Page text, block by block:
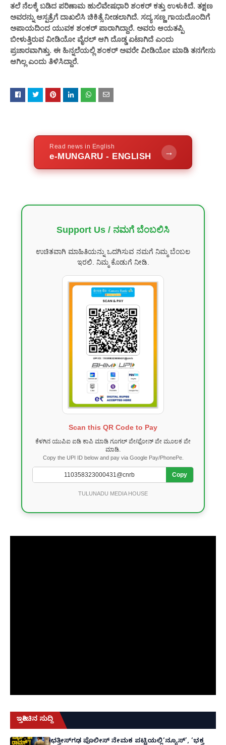
ತಲೆ ನೆಲಕ್ಕೆ ಬಡಿದ ಪರಿಣಾಮ ಹುಲಿವೇಷಧಾರಿ ಶಂಕರ್ ಕತ್ತು ಉಳುಕಿದೆ. ತಕ್ಷಣ
ಅವರನ್ನು ಆಸ್ಪತ್ರೆಗೆ ದಾಖಲಿಸಿ ಚಿಕಿತ್ಸೆ ನೀಡಲಾಗಿದೆ. ಸದ್ಯ ಸಣ್ಣ ಗಾಯದೊಂದಿಗೆ
ಅಪಾಯದಿಂದ ಯುವಕ ಶಂಕರ್ ಪಾರಾಗಿದ್ದಾರೆ. ಅವರು ಆಯತಪ್ಪಿ
ಬೀಳುತ್ತಿರುವ ವೀಡಿಯೋ ವೈರಲ್ ಆಗಿ ದೊಡ್ಡ ಏಟಾಗಿದೆ ಎಂದು
ಪ್ರಚಾರವಾಗಿತ್ತು. ಈ ಹಿನ್ನಲೆಯಲ್ಲಿ ಶಂಕರ್ ಅವರೇ ವೀಡಿಯೋ ಮಾಡಿ ತನಗೇನು
ಆಗಿಲ್ಲ ಎಂದು ತಿಳಿಸಿದ್ದಾರೆ.
Read news in English
e-MUNGARU - ENGLISH →
Support Us / ನಮಗೆ ಬೆಂಬಲಿಸಿ
ಉಚಿತವಾಗಿ ಮಾಹಿತಿಯನ್ನು ಒದಗಿಸುವ ನಮಗೆ ನಿಮ್ಮ ಬೆಂಬಲ
ಇರಲಿ. ನಿಮ್ಮ ಕೊಡುಗೆ ನೀಡಿ.
Scan this QR Code to Pay
ಕೆಳಗಿನ ಯುಪಿಐ ಐಡಿ ಕಾಪಿ ಮಾಡಿ ಗೂಗಲ್ ಪೇ/ಫೋನ್ ಪೇ ಮೂಲಕ ಪೇ
ಮಾಡಿ.
Copy the UPI ID below and pay via Google Pay/PhonePe.
Copy
TULUNADU MEDIA HOUSE
ಇತ್ತೀಚಿನ ಸುದ್ದಿ
ಛತ್ತೀಸ್‌ಗಢ ಪೊಲೀಸ್ ನೇಮಕ ಪಟ್ಟಿಯಲ್ಲಿ‘ನ್ಯೂಸ್’, ‘ಭಕ್ತ